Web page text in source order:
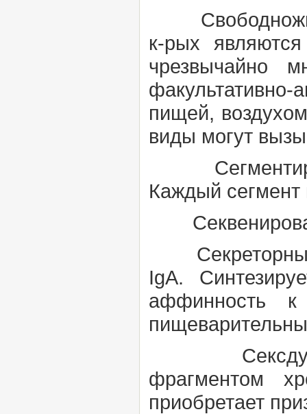
к-рых
чрезвычайно
пищей,
виды могут
Каждый сегмент
IgA.
аффинность
фрагментом
приобретает